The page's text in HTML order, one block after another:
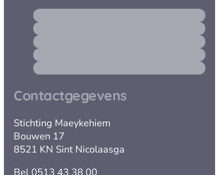
Contactgegevens
Stichting Maeykehiem
Bouwen 17
8521 KN Sint Nicolaasga
Bel 0513 43 38 00